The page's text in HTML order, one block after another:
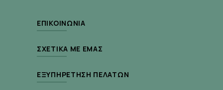
ΕΠΙΚΟΙΝΩΝΊΑ
ΣΧΕΤΙΚΆ ΜΕ ΕΜΆΣ
ΕΞΥΠΗΡΈΤΗΣΗ ΠΕΛΑΤΏΝ